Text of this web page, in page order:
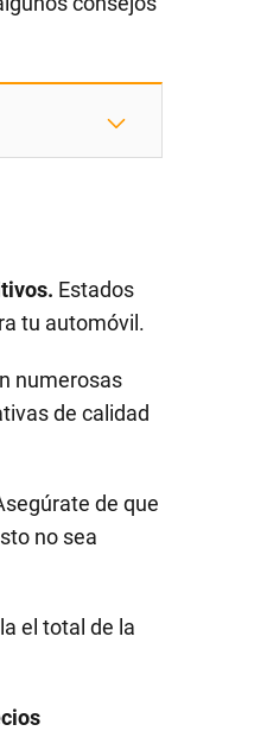
Estados
tu automóvil.
numerosas
de calidad
de que
no sea
el total de la